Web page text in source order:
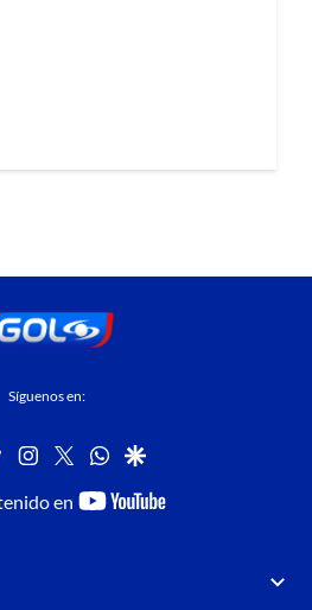
Síguenos en:
tiktok instagram
twitterwhatsapp
google
en
youtube-